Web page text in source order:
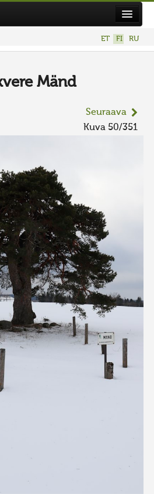
ET FI RU
Mänd
Seuraava
Kuva 50/351